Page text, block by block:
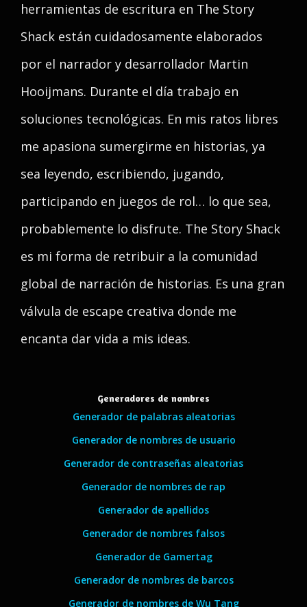
herramientas de escritura en The Story
Shack están cuidadosamente elaborados
por el narrador y desarrollador Martin
Hooijmans. Durante el día trabajo en
soluciones tecnológicas. En mis ratos libres
me apasiona sumergirme en historias, ya
sea leyendo, escribiendo, jugando,
participando en juegos de rol… lo que sea,
probablemente lo disfrute. The Story Shack
es mi forma de retribuir a la comunidad
global de narración de historias. Es una gran
válvula de escape creativa donde me
encanta dar vida a mis ideas.
Generadores de nombres
Generador de palabras aleatorias
Generador de nombres de usuario
Generador de contraseñas aleatorias
Generador de nombres de rap
Generador de apellidos
Generador de nombres falsos
Generador de Gamertag
Generador de nombres de barcos
Generador de nombres de Wu Tang